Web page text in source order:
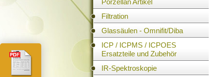
Porzellan Artikel
Filtration
Glassäulen - Omnifit/Diba
ICP / ICPMS / ICPOES
Ersatzteile und Zubehör
IR-Spektroskopie